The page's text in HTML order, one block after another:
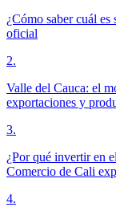
¿Cómo saber cuál
oficial
2.
Valle del Cauca: el
exportaciones y
3.
¿Por qué invertir en
Comercio de Cali
4.